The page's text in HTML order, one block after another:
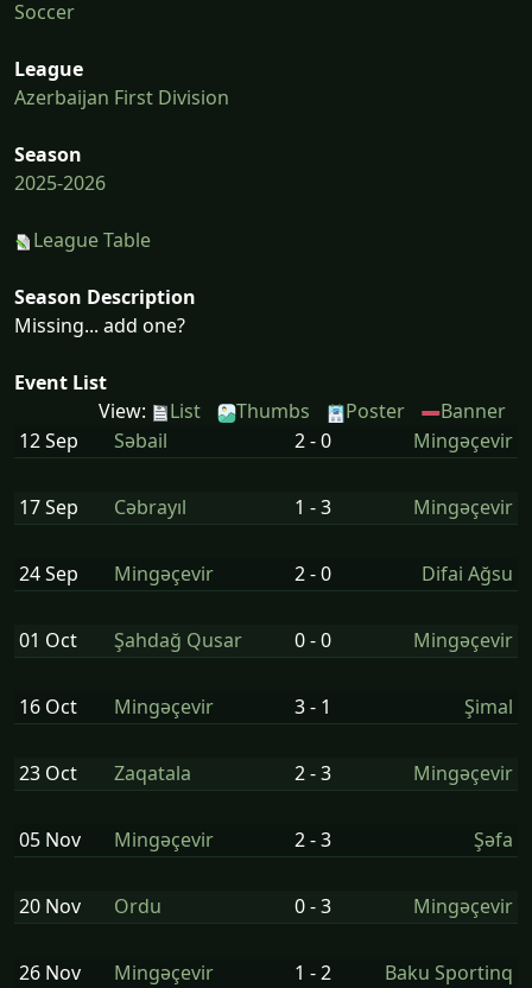
Soccer
League
Azerbaijan First Division
Season
2025-2026
League Table
Season Description
Missing... add one?
Event List
View:
List Thumbs Poster
Banner
12 Sep
Səbail 2 - 0 Mingəçevir
17 Sep Cəbrayıl 1 - 3 Mingəçevir
24 Sep Mingəçevir 2 - 0 Difai Ağsu
01 Oct Şahdağ Qusar 0 - 0 Mingəçevir
16 Oct Mingəçevir 3 - 1 Şi̇mal
23 Oct Zaqatala 2 - 3 Mingəçevir
05 Nov Mingəçevir 2 - 3 Şəfa
20 Nov Ordu 0 - 3 Mingəçevir
26 Nov Mingəçevir 1 - 2 Baku Sportinq